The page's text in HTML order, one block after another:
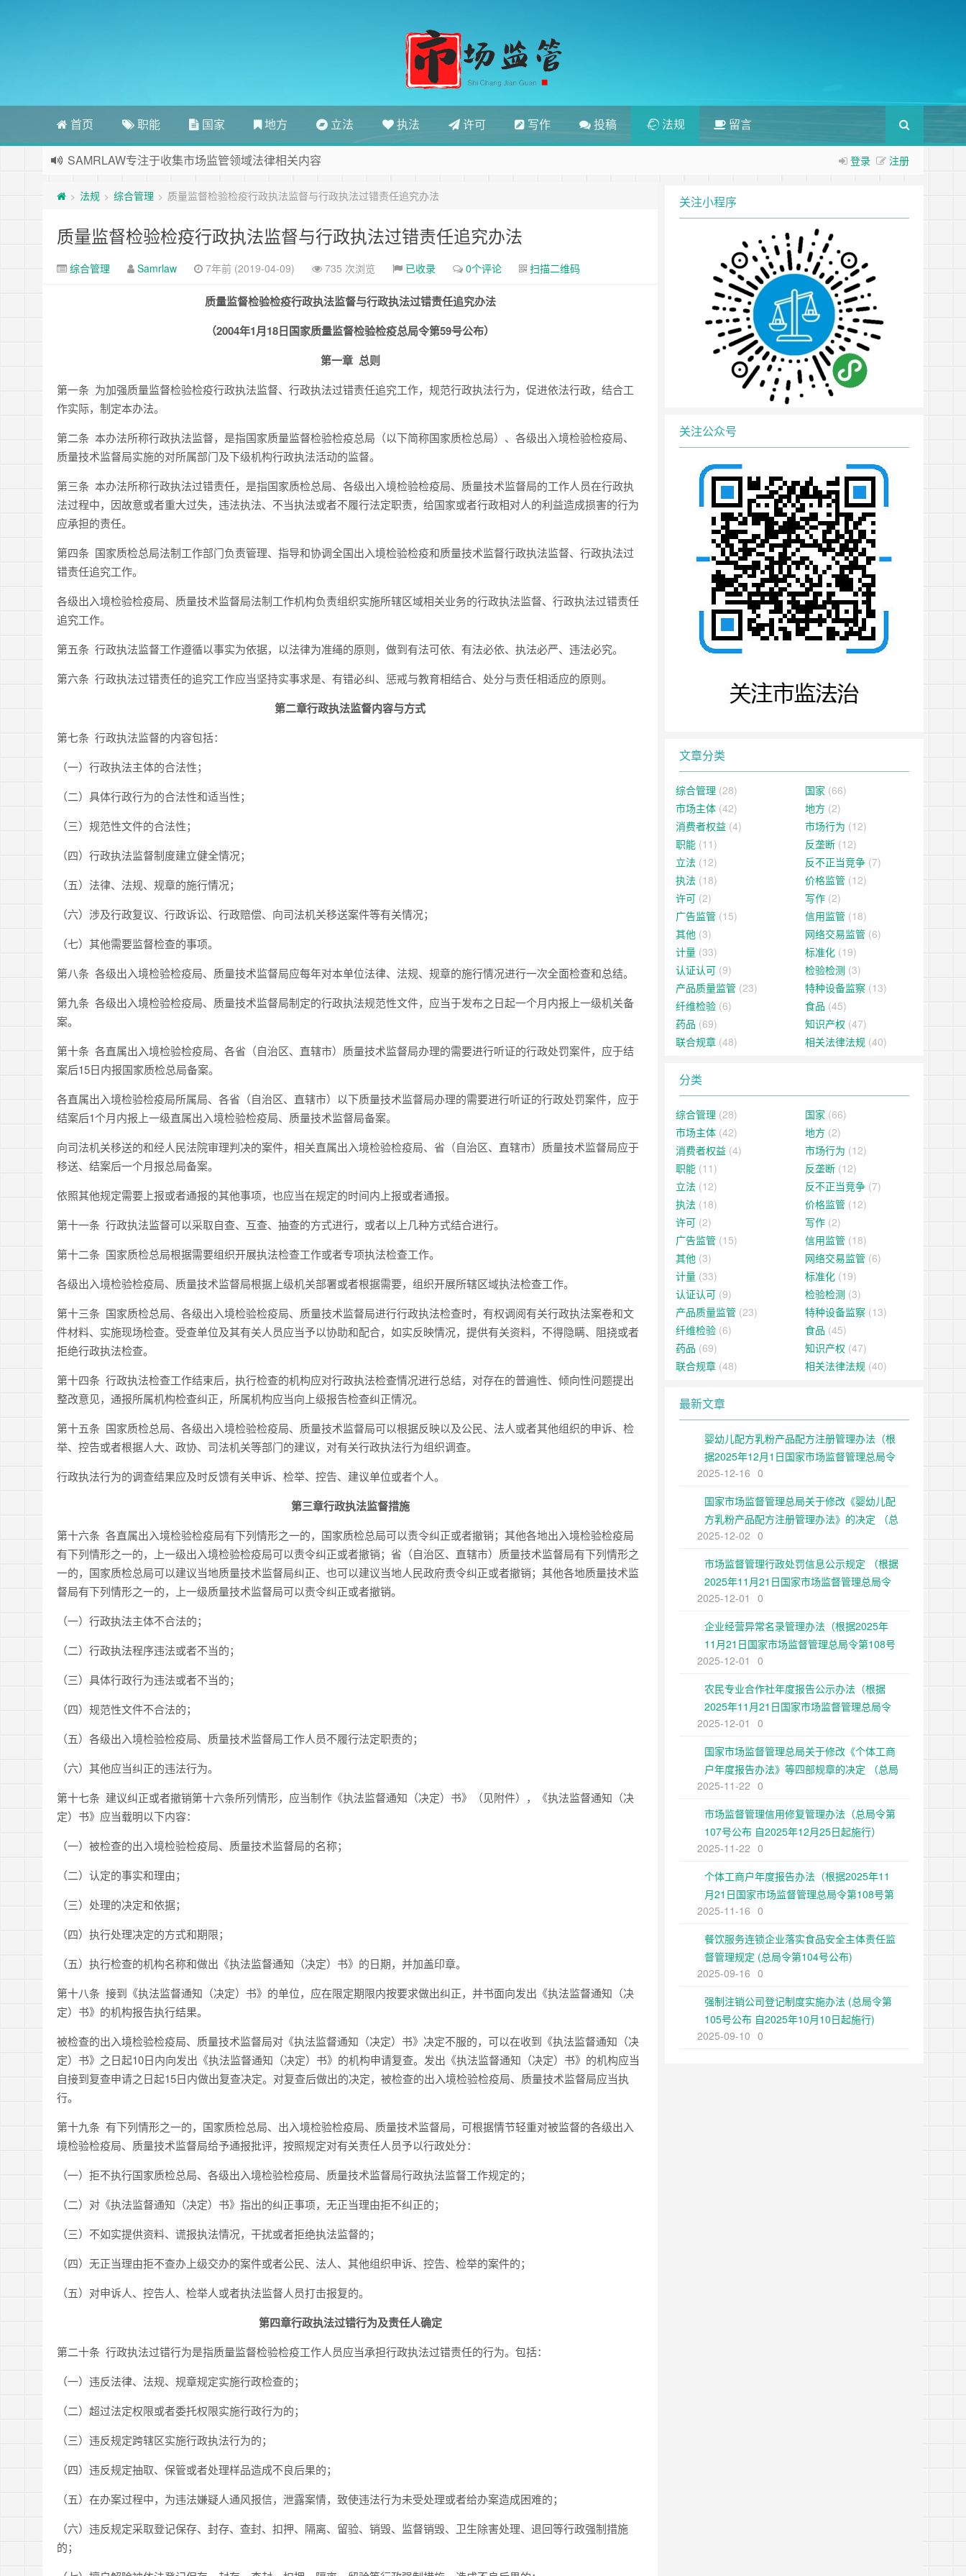
首页 职能 国家 地方 立法 执法 许可 写作 投稿 法规 留言
登录 注册
SAMRLAW专注于收集市场监管领域法律相关内容
> 法规 > 综合管理 > 质量监督检验检疫行政执法监督与行政执法过错责任追究办法
质量监督检验检疫行政执法监督与行政执法过错责任追究办法
综合管理 Samrlaw 7年前 (2019-04-09) 735 次浏览 已收录 0个评论 扫描二维码
质量监督检验检疫行政执法监督与行政执法过错责任追究办法
（2004年1月18日国家质量监督检验检疫总局令第59号公布）
第一章 总则
第一条 为加强质量监督检验检疫行政执法监督、行政执法过错责任追究工作，规范行政执法行为，促进依法行政，结合工
作实际，制定本办法。
第二条 本办法所称行政执法监督，是指国家质量监督检验检疫总局（以下简称国家质检总局）、各级出入境检验检疫局、
质量技术监督局实施的对所属部门及下级机构行政执法活动的监督。
第三条 本办法所称行政执法过错责任，是指国家质检总局、各级出入境检验检疫局、质量技术监督局的工作人员在行政执
法过程中，因故意或者重大过失，违法执法、不当执法或者不履行法定职责，给国家或者行政相对人的利益造成损害的行为
应承担的责任。
第四条 国家质检总局法制工作部门负责管理、指导和协调全国出入境检验检疫和质量技术监督行政执法监督、行政执法过
错责任追究工作。
各级出入境检验检疫局、质量技术监督局法制工作机构负责组织实施所辖区域相关业务的行政执法监督、行政执法过错责任
追究工作。
第五条 行政执法监督工作遵循以事实为依据，以法律为准绳的原则，做到有法可依、有法必依、执法必严、违法必究。
第六条 行政执法过错责任的追究工作应当坚持实事求是、有错必纠、惩戒与教育相结合、处分与责任相适应的原则。
第二章行政执法监督内容与方式
第七条 行政执法监督的内容包括：
（一）行政执法主体的合法性；
（二）具体行政行为的合法性和适当性；
（三）规范性文件的合法性；
（四）行政执法监督制度建立健全情况；
（五）法律、法规、规章的施行情况；
（六）涉及行政复议、行政诉讼、行政赔偿、向司法机关移送案件等有关情况；
（七）其他需要监督检查的事项。
第八条 各级出入境检验检疫局、质量技术监督局应每年对本单位法律、法规、规章的施行情况进行一次全面检查和总结。
第九条 各级出入境检验检疫局、质量技术监督局制定的行政执法规范性文件，应当于发布之日起一个月内报上一级机关备
案。
第十条 各直属出入境检验检疫局、各省（自治区、直辖市）质量技术监督局办理的需要进行听证的行政处罚案件，应于结
案后15日内报国家质检总局备案。
各直属出入境检验检疫局所属局、各省（自治区、直辖市）以下质量技术监督局办理的需要进行听证的行政处罚案件，应于
结案后1个月内报上一级直属出入境检验检疫局、质量技术监督局备案。
向司法机关移送的和经人民法院审理判决的案件，相关直属出入境检验检疫局、省（自治区、直辖市）质量技术监督局应于
移送、结案后一个月报总局备案。
依照其他规定需要上报或者通报的其他事项，也应当在规定的时间内上报或者通报。
第十一条 行政执法监督可以采取自查、互查、抽查的方式进行，或者以上几种方式结合进行。
第十二条 国家质检总局根据需要组织开展执法检查工作或者专项执法检查工作。
各级出入境检验检疫局、质量技术监督局根据上级机关部署或者根据需要，组织开展所辖区域执法检查工作。
第十三条 国家质检总局、各级出入境检验检疫局、质量技术监督局进行行政执法检查时，有权调阅有关行政执法案卷和文
件材料、实施现场检查。受查单位及其有关人员应当予以协助和配合，如实反映情况，提供有关资料，不得隐瞒、阻挠或者
拒绝行政执法检查。
第十四条 行政执法检查工作结束后，执行检查的机构应对行政执法检查情况进行总结，对存在的普遍性、倾向性问题提出
整改意见，通报所属机构检查纠正，所属机构应当向上级报告检查纠正情况。
第十五条 国家质检总局、各级出入境检验检疫局、质量技术监督局可以根据反映以及公民、法人或者其他组织的申诉、检
举、控告或者根据人大、政协、司法机关等部门的建议，对有关行政执法行为组织调查。
行政执法行为的调查结果应及时反馈有关申诉、检举、控告、建议单位或者个人。
第三章行政执法监督措施
第十六条 各直属出入境检验检疫局有下列情形之一的，国家质检总局可以责令纠正或者撤销；其他各地出入境检验检疫局
有下列情形之一的，上一级出入境检验检疫局可以责令纠正或者撤销；省（自治区、直辖市）质量技术监督局有下列情形之
一的，国家质检总局可以建议当地质量技术监督局纠正、也可以建议当地人民政府责令纠正或者撤销；其他各地质量技术监
督局有下列情形之一的，上一级质量技术监督局可以责令纠正或者撤销。
（一）行政执法主体不合法的；
（二）行政执法程序违法或者不当的；
（三）具体行政行为违法或者不当的；
（四）规范性文件不合法的；
（五）各级出入境检验检疫局、质量技术监督局工作人员不履行法定职责的；
（六）其他应当纠正的违法行为。
第十七条 建议纠正或者撤销第十六条所列情形，应当制作《执法监督通知（决定）书》（见附件），《执法监督通知（决
定）书》应当载明以下内容：
（一）被检查的出入境检验检疫局、质量技术监督局的名称；
（二）认定的事实和理由；
（三）处理的决定和依据；
（四）执行处理决定的方式和期限；
（五）执行检查的机构名称和做出《执法监督通知（决定）书》的日期，并加盖印章。
第十八条 接到《执法监督通知（决定）书》的单位，应在限定期限内按要求做出纠正，并书面向发出《执法监督通知（决
定）书》的机构报告执行结果。
被检查的出入境检验检疫局、质量技术监督局对《执法监督通知（决定）书》决定不服的，可以在收到《执法监督通知（决
定）书》之日起10日内向发出《执法监督通知（决定）书》的机构申请复查。发出《执法监督通知（决定）书》的机构应当
自接到复查申请之日起15日内做出复查决定。对复查后做出的决定，被检查的出入境检验检疫局、质量技术监督局应当执
行。
第十九条 有下列情形之一的，国家质检总局、出入境检验检疫局、质量技术监督局，可根据情节轻重对被监督的各级出入
境检验检疫局、质量技术监督局给予通报批评，按照规定对有关责任人员予以行政处分：
（一）拒不执行国家质检总局、各级出入境检验检疫局、质量技术监督局行政执法监督工作规定的；
（二）对《执法监督通知（决定）书》指出的纠正事项，无正当理由拒不纠正的；
（三）不如实提供资料、谎报执法情况，干扰或者拒绝执法监督的；
（四）无正当理由拒不查办上级交办的案件或者公民、法人、其他组织申诉、控告、检举的案件的；
（五）对申诉人、控告人、检举人或者执法监督人员打击报复的。
第四章行政执法过错行为及责任人确定
第二十条 行政执法过错行为是指质量监督检验检疫工作人员应当承担行政执法过错责任的行为。包括：
（一）违反法律、法规、规章规定实施行政检查的；
（二）超过法定权限或者委托权限实施行政行为的；
（三）违反规定跨辖区实施行政执法行为的；
（四）违反规定抽取、保管或者处理样品造成不良后果的；
（五）在办案过程中，为违法嫌疑人通风报信，泄露案情，致使违法行为未受处理或者给办案造成困难的；
（六）违反规定采取登记保存、封存、查封、扣押、隔离、留验、销毁、监督销毁、卫生除害处理、退回等行政强制措施
的；
关注小程序
关注公众号
文章分类
综合管理 (28) 国家 (66)
市场主体 (42) 地方 (2)
消费者权益 (4) 市场行为 (12)
职能 (11) 反垄断 (12)
立法 (12) 反不正当竞争 (7)
执法 (18) 价格监管 (12)
许可 (2) 写作 (2)
广告监管 (15) 信用监管 (18)
其他 (3) 网络交易监管 (6)
计量 (33) 标准化 (19)
认证认可 (9) 检验检测 (3)
产品质量监管 (23) 特种设备监察 (13)
纤维检验 (6) 食品 (45)
药品 (69) 知识产权 (47)
联合规章 (48) 相关法律法规 (40)
分类
综合管理 (28) 国家 (66)
市场主体 (42) 地方 (2)
消费者权益 (4) 市场行为 (12)
职能 (11) 反垄断 (12)
立法 (12) 反不正当竞争 (7)
执法 (18) 价格监管 (12)
许可 (2) 写作 (2)
广告监管 (15) 信用监管 (18)
其他 (3) 网络交易监管 (6)
计量 (33) 标准化 (19)
认证认可 (9) 检验检测 (3)
产品质量监管 (23) 特种设备监察 (13)
纤维检验 (6) 食品 (45)
药品 (69) 知识产权 (47)
联合规章 (48) 相关法律法规 (40)
最新文章
婴幼儿配方乳粉产品配方注册管理办法（根
据2025年12月1日国家市场监督管理总局令
第109号修正）
2025-12-16 0
国家市场监督管理总局关于修改《婴幼儿配
方乳粉产品配方注册管理办法》的决定 （总
局令第109号公布 自公布之日起施行）
2025-12-02 0
市场监督管理行政处罚信息公示规定 （根据
2025年11月21日国家市场监督管理总局令
第108号第二次修正）
2025-12-01
0
企业经营异常名录管理办法（根据2025年
11月21日国家市场监督管理总局令第108号
第二次修正）
2025-12-01
0
农民专业合作社年度报告公示办法（根据
2025年11月21日国家市场监督管理总局令
第108号第二次修正）
2025-12-01
0
国家市场监督管理总局关于修改《个体工商
户年度报告办法》等四部规章的决定 （总局
令第108号公布 自2025年12月25日起施
2025-11-22 0
市场监督管理信用修复管理办法（总局令第
107号公布 自2025年12月25日起施行）
2025-11-22 0
个体工商户年度报告办法（根据2025年11
月21日国家市场监督管理总局令第108号第
二次修正）
2025-11-16 0
餐饮服务连锁企业落实食品安全主体责任监
督管理规定 (总局令第104号公布)
2025-09-16 0
强制注销公司登记制度实施办法 (总局令第
105号公布 自2025年10月10日起施行)
2025-09-10 0